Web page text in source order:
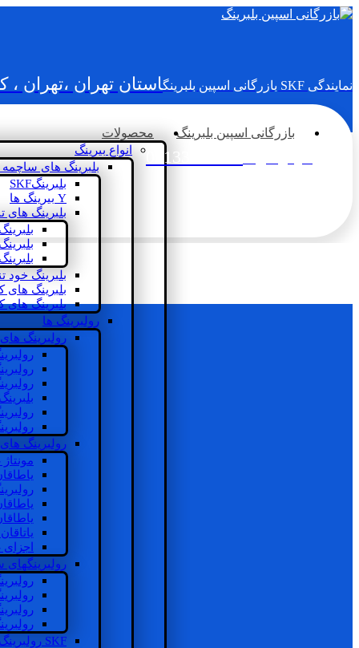
نمایندگی SKF بازرگانی اسپین بلبرینگ استان تهران ،تهران ،
02133936833
بازرگانی اسپین بلبرینگ محصولات
انواع بیرینگ
بلبرینگ های ساچمه
بلبرینگSKF
Y بیرینگ ها
بلبرینگ های
بلبرینگ خود
بلبرینگ
بلبرینگ
رولبرینگ ها
رولبرینگ
رولبرینگ
SKF رولبرینگ